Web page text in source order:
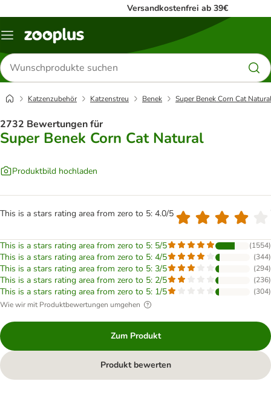
Versandkostenfrei ab 39€
Menü
Produkte
suchen
Katzenzubehör Katzenstreu Benek Super Benek Corn Cat
2732 Bewertungen für
Super Benek Corn Cat Natural
Produktbild hochladen
This is a stars rating area from zero to 5: 4.0/5
This is a stars rating area from zero to 5: 5/5 (1554)
This is a stars rating area from zero to 5: 4/5 (344)
This is a stars rating area from zero to 5: 3/5 (294)
This is a stars rating area from zero to 5: 2/5 (236)
This is a stars rating area from zero to 5: 1/5 (304)
Wie wir mit Produktbewertungen umgehen
Zum Produkt
Produkt bewerten